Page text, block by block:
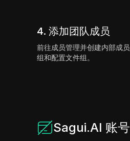
4. 添加团队成员
前往成员管理并创建内部成
组和配置文件组。
Sagui.AI 账